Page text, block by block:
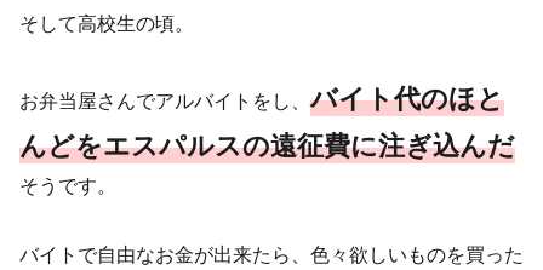
そして高校生の頃。
お弁当屋さんでアルバイトをし、バイト代のほと
んどをエスパルスの遠征費に注ぎ込んだ
そうです。
バイトで自由なお金が出来たら、色々欲しいものを買った